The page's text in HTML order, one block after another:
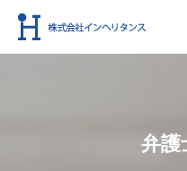
弁護